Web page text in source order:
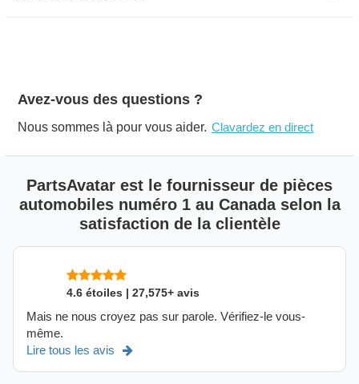
Avez-vous des questions ?
Nous sommes là pour vous aider. Clavardez en direct
PartsAvatar est le fournisseur de pièces
automobiles numéro 1 au Canada selon la
satisfaction de la clientèle
4.6 étoiles | 27,575+ avis
Mais ne nous croyez pas sur parole. Vérifiez-le vous-
même.
Lire tous les avis